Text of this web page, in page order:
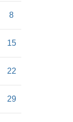
8
15
22
29